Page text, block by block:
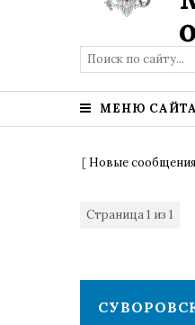
МЕНЮ САЙТА
[ Новые сообщения
Страница1 из 1